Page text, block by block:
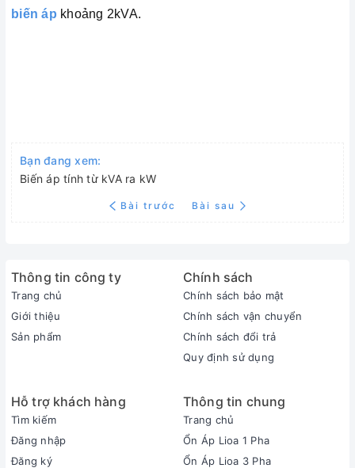
biến áp khoảng 2kVA.
Bạn đang xem:
Biến áp tính từ kVA ra kW
Bài trước Bài sau
Thông tin công ty
Trang chủ
Giới thiệu
Sản phẩm
Chính sách
Chính sách bảo mật
Chính sách vận chuyển
Chính sách đổi trả
Quy định sử dụng
Hỗ trợ khách hàng
Tìm kiếm
Đăng nhập
Đăng ký
Thông tin chung
Trang chủ
Ổn Áp Lioa 1 Pha
Ổn Áp Lioa 3 Pha